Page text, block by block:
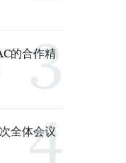
的合作精
全体会议